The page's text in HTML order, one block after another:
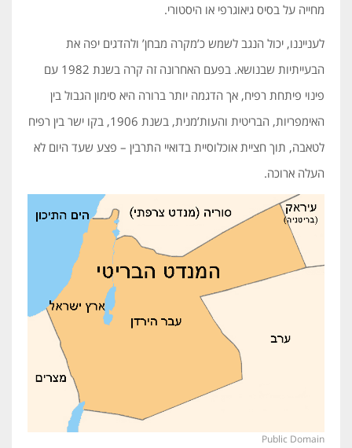
מחייה על בסיס גיאוגרפי או היסטורי.
לענייננו, יכול הנגב לשמש כ’מקרה מבחן’ ולהדגים יפה את
הבעייתיות שבנושא. בפעם האחרונה זה קרה בשנת 1982 עם
פינוי פיתחת רפיח, אך הדגמה יותר ברורה היא סימון הגבול בין
האימפריות, הבריטית והעות’מנית, בשנת 1906, בקו ישר בין רפיח
לטאבה, תוך חציית אוכלוסיית בדואיי התרבין – פצע שעד היום לא
העלה ארוכה.
Public Domain